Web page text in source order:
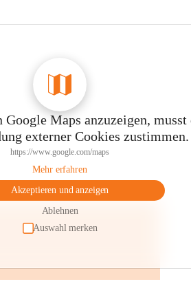
Maps anzuzeigen, musst
externer Cookies zustimmen.
https://www.google.com/maps
Mehr erfahren
Akzeptieren und anzeigen
Ablehnen
Auswahl merken